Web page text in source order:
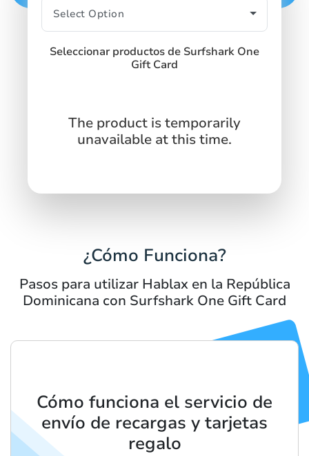
Seleccionar productos de Surfshark One
Gift Card
The product is temporarily
unavailable at this time.
¿Cómo Funciona?
Pasos para utilizar Hablax en la República
Dominicana con Surfshark One Gift Card
Cómo funciona el servicio de
envío de recargas y tarjetas
regalo